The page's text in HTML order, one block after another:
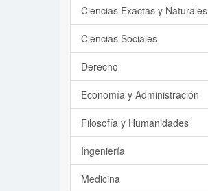
Ciencias Exactas y Naturales
Ciencias Sociales
Derecho
Economía y Administración
Filosofía y Humanidades
Ingeniería
Medicina